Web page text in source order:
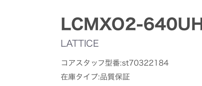
LCMXO2-
LATTICE
コアスタッフ型番:st70322184
在庫タイプ:品質保証